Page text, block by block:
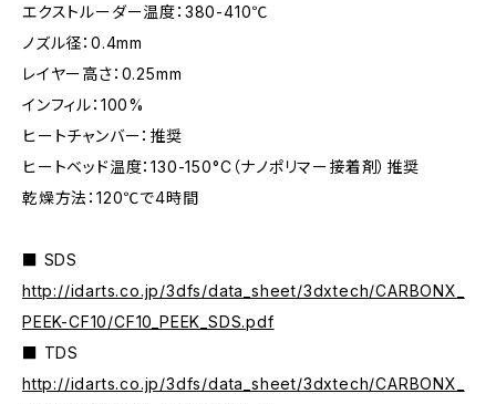
エクストルーダー温度：380-410℃
ノズル径：0.4mm
レイヤー高さ：0.25mm
インフィル：100%
ヒートチャンバー：推奨
ヒートベッド温度：130-150°C（ナノポリマー接着剤）推奨
乾燥方法：120℃で4時間
■ SDS
http://idarts.co.jp/3dfs/data_sheet/3dxtech/CARBONX_
PEEK-CF10/CF10_PEEK_SDS.pdf
■ TDS
http://idarts.co.jp/3dfs/data_sheet/3dxtech/CARBONX_